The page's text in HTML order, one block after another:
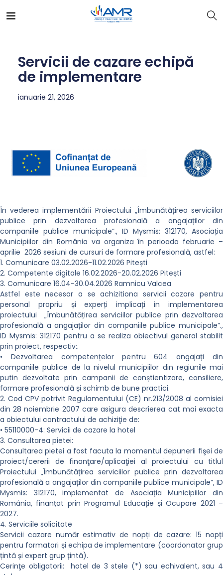
Servicii de cazare echipă
de implementare
ianuarie 21, 2026
În vederea implementării Proiectului „Îmbunătățirea serviciilor
publice prin dezvoltarea profesională a angajaților din
companiile publice municipale”., ID Mysmis: 312170, Asociația
Municipiilor din România va organiza în perioada februarie –
aprilie 2026 sesiuni de cursuri de formare profesională, astfel:
1. Comunicare 03.02.2026-11.02.2026 Pitești
2. Competente digitale 16.02.2026-20.02.2026 Pitești
3. Comunicare 16.04-30.04.2026 Ramnicu Valcea
Astfel este necesar a se achizitiona servicii cazare pentru
personal propriu și experți implicați in implementarea
proiectului „Îmbunătățirea serviciilor publice prin dezvoltarea
profesională a angajaților din companiile publice municipale”.,
ID Mysmis: 312170 pentru a se realiza obiectivul general stabilit
prin proiect, respectiv:.
• Dezvoltarea competențelor pentru 604 angajați din
companiile publice de la nivelul municipiilor din regiunile mai
putin dezvoltate prin campanii de conștientizare, consiliere,
formare profesională și schimb de bune practici.
2. Cod CPV potrivit Regulamentului (CE) nr.213/2008 al comisiei
din 28 noiembrie 2007 care asigura descrierea cat mai exacta
a obiectului contractului de achiziţie de:
• 55110000-4: Servicii de cazare la hotel
3. Consultarea pietei:
Consultarea pietei a fost facuta la momentul depunerii fişei de
proiect/cererii de finanţare/aplicaţiei al proiectului cu titlul
Proiectului „Îmbunătățirea serviciilor publice prin dezvoltarea
profesională a angajaților din companiile publice municipale”, ID
Mysmis: 312170, implementat de Asociația Municipiilor din
România, finanțat prin Programul Educație și Ocupare 2021 –
2027.
4. Serviciile solicitate
Servicii cazare număr estimativ de nopți de cazare: 15 nopți
pentru formatori și echipa de implementare (coordonator grup
țintă și expert grup țintă).
Cerinţe obligatorii: hotel de 3 stele (*) sau echivalent, sau 4